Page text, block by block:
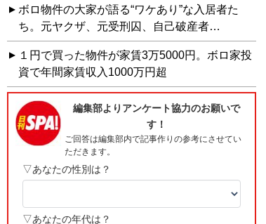
ボロ物件の大家が語る“ワケあり”な入居者た
ち。元ヤクザ、元受刑囚、自己破産者…
１円で買った物件が家賃3万5000円。ボロ家投
資で年間家賃収入1000万円超